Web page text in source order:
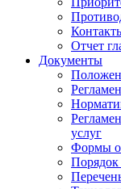
Отчет
Документы
услуг
Формы
Порядок